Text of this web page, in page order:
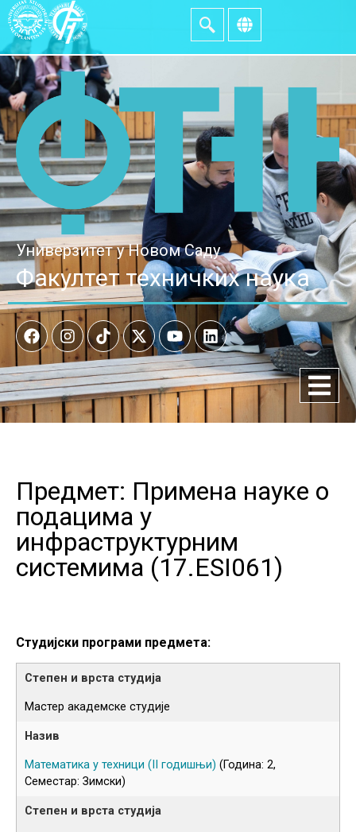
Универзитет у Новом Саду
Факултет техничких наука
Предмет: Примена науке о
подацима у
инфраструктурним
системима (17.ESI061)
Студијски програми предмета:
Мастер академске студије
Математика у техници ( годишњи) (Година: 2,
Семестар: Зимски)